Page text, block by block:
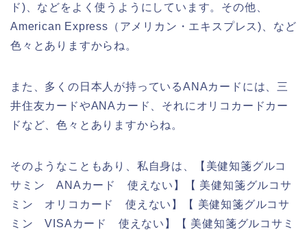
ド)、などをよく使うようにしています。その他、
American Express（アメリカン・エキスプレス)、など
色々とありますからね。
また、多くの日本人が持っているANAカードには、三
井住友カードやANAカード、それにオリコカードカー
ドなど、色々とありますからね。
そのようなこともあり、私自身は、【美健知箋グルコ
サミン ANAカード 使えない】【 美健知箋グルコサ
ミン オリコカード 使えない】【 美健知箋グルコサ
ミン VISAカード 使えない】【 美健知箋グルコサミ